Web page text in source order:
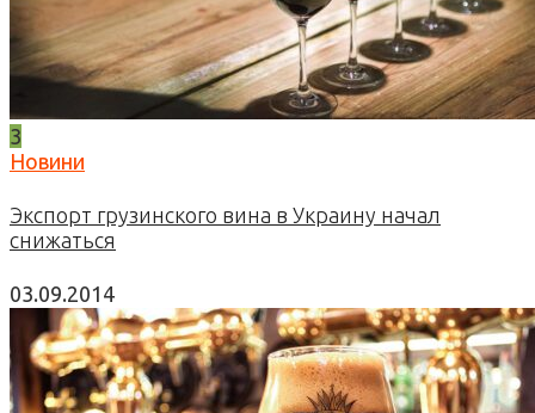
3
Новини
Экспорт грузинского вина в Украину начал
снижаться
03.09.2014